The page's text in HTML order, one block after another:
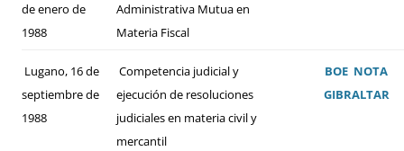
de enero de
1988
Administrativa Mutua en
Materia Fiscal
Lugano, 16 de
septiembre de
1988
Competencia judicial y
ejecución de resoluciones
judiciales en materia civil y
mercantil
BOE NOTA
GIBRALTAR